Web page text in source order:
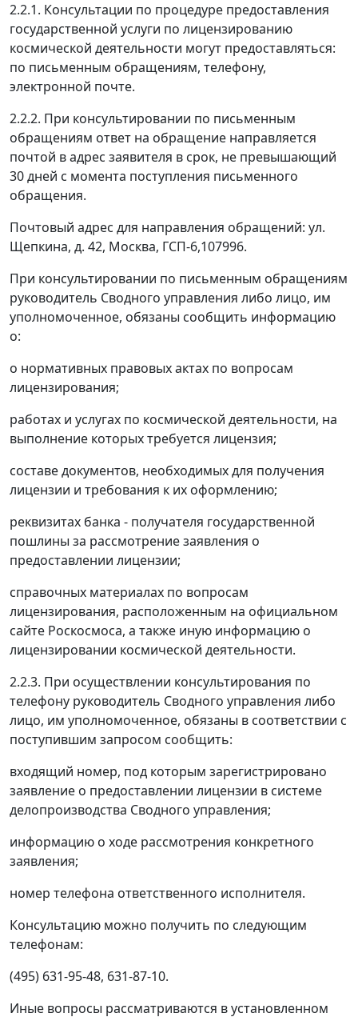
2.2.1. Консультации по процедуре предоставления
государственной услуги по лицензированию
космической деятельности могут предоставляться:
по письменным обращениям, телефону,
электронной почте.
2.2.2. При консультировании по письменным
обращениям ответ на обращение направляется
почтой в адрес заявителя в срок, не превышающий
30 дней с момента поступления письменного
обращения.
Почтовый адрес для направления обращений: ул.
Щепкина, д. 42, Москва, ГСП-6,107996.
При консультировании по письменным обращениям
руководитель Сводного управления либо лицо, им
уполномоченное, обязаны сообщить информацию
о:
о нормативных правовых актах по вопросам
лицензирования;
работах и услугах по космической деятельности, на
выполнение которых требуется лицензия;
составе документов, необходимых для получения
лицензии и требования к их оформлению;
реквизитах банка - получателя государственной
пошлины за рассмотрение заявления о
предоставлении лицензии;
справочных материалах по вопросам
лицензирования, расположенным на официальном
сайте Роскосмоса, а также иную информацию о
лицензировании космической деятельности.
2.2.3. При осуществлении консультирования по
телефону руководитель Сводного управления либо
лицо, им уполномоченное, обязаны в соответствии с
поступившим запросом сообщить:
входящий номер, под которым зарегистрировано
заявление о предоставлении лицензии в системе
делопроизводства Сводного управления;
информацию о ходе рассмотрения конкретного
заявления;
номер телефона ответственного исполнителя.
Консультацию можно получить по следующим
телефонам:
(495) 631-95-48, 631-87-10.
Иные вопросы рассматриваются в установленном